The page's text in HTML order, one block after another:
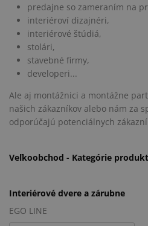
predajne so zameraním na
interiéroví dizajnéri,
interiérové štúdiá,
stolári,
stavebné firmy,
developeri...
Ale aj montážnici a montážne
našich zákazníkov alebo nám za
odporúčajú potenciálnych
Veľkoobchod - Kategórie
Interiérové dvere a zárubne
EGO LINE